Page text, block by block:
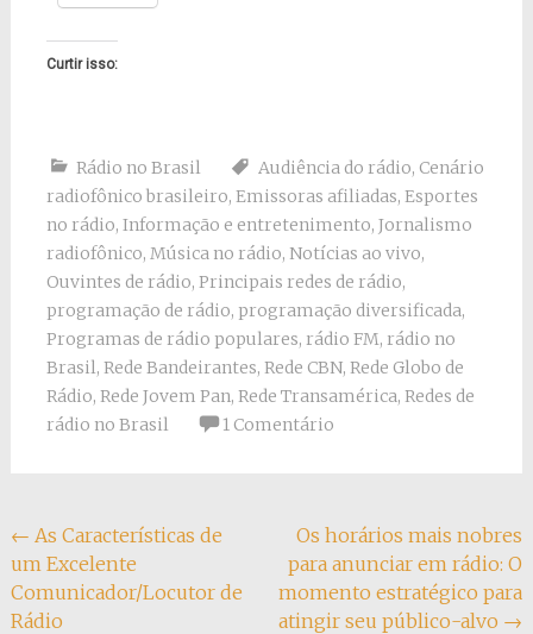
Curtir isso:
Rádio no Brasil Audiência do rádio, Cenário
radiofônico brasileiro, Emissoras afiliadas, Esportes
no rádio, Informação e entretenimento, Jornalismo
radiofônico, Música no rádio, Notícias ao vivo,
Ouvintes de rádio, Principais redes de rádio,
programação de rádio, programação diversificada,
Programas de rádio populares, rádio FM, rádio no
Brasil, Rede Bandeirantes, Rede CBN, Rede Globo de
Rádio, Rede Jovem Pan, Rede Transamérica, Redes de
rádio no Brasil
1 Comentário
Navegação
do
post
← As Características de
um Excelente
Comunicador/Locutor de
Rádio
Os horários mais nobres
para anunciar em rádio: O
momento estratégico para
atingir seu público-alvo →